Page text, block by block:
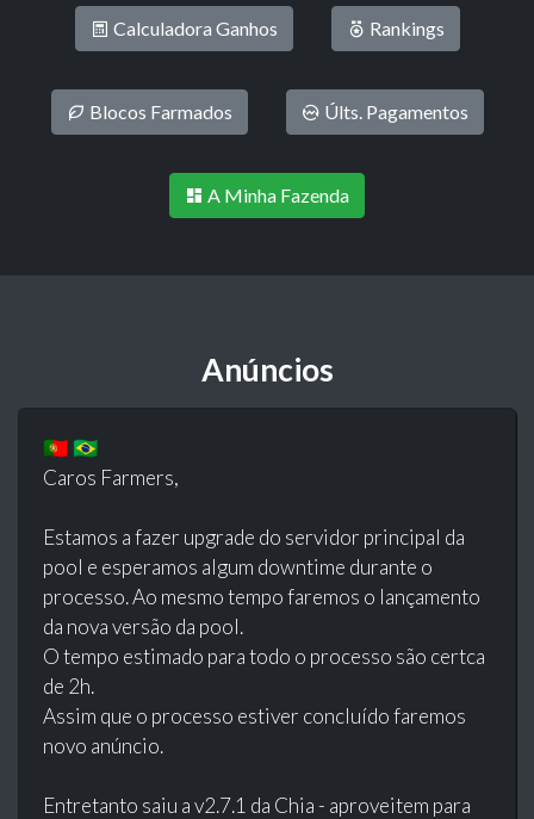
Calculadora Ganhos Rankings
Blocos Farmados Últs. Pagamentos
A Minha Fazenda
Anúncios
🇵🇹 🇧🇷
Caros Farmers,
Estamos a fazer upgrade do servidor principal da
pool e esperamos algum downtime durante o
processo. Ao mesmo tempo faremos o lançamento
da nova versão da pool.
O tempo estimado para todo o processo são certca
de 2h.
Assim que o processo estiver concluído faremos
novo anúncio.
Entretanto saiu a v2.7.1 da Chia - aproveitem para